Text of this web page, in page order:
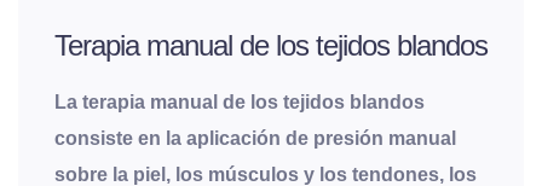
Terapia manual de los tejidos blandos
La terapia manual de los tejidos blandos
consiste en la aplicación de presión manual
sobre la piel, los músculos y los tendones, los